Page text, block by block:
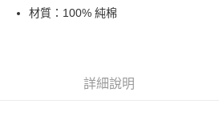
付款後全家取貨
每筆NT$80，滿NT$10,000(含以上)免運費
材質：100% 純棉
詳細說明